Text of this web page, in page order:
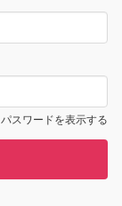
パスワードを表示する